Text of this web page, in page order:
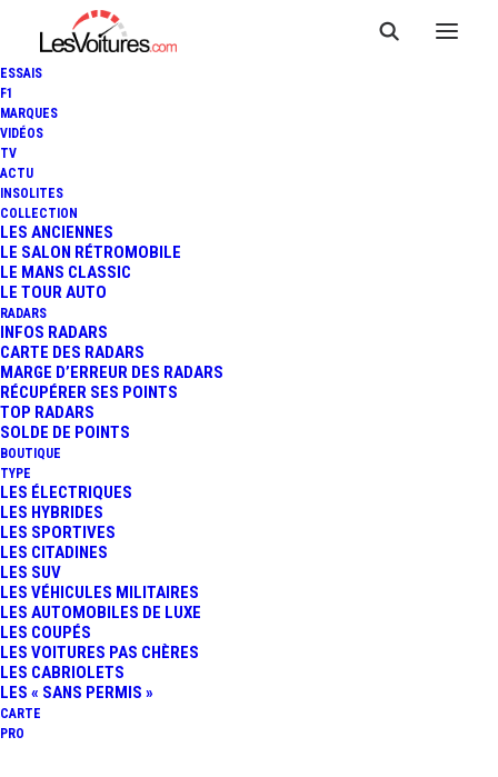
ESSAIS
F1
MARQUES
VIDÉOS
TV
ACTU
INSOLITES
COLLECTION
LES ANCIENNES
LE SALON RÉTROMOBILE
LE MANS CLASSIC
LE TOUR AUTO
RADARS
INFOS RADARS
CARTE DES RADARS
MARGE D’ERREUR DES RADARS
RÉCUPÉRER SES POINTS
TOP RADARS
SOLDE DE POINTS
BOUTIQUE
TYPE
LES ÉLECTRIQUES
LES HYBRIDES
LES SPORTIVES
LES CITADINES
LES SUV
LES VÉHICULES MILITAIRES
LES AUTOMOBILES DE LUXE
LES COUPÉS
LES VOITURES PAS CHÈRES
LES CABRIOLETS
LES « SANS PERMIS »
CARTE
PRO
EXTRÊME HURACÁN DE 1 200
3 Minutes |